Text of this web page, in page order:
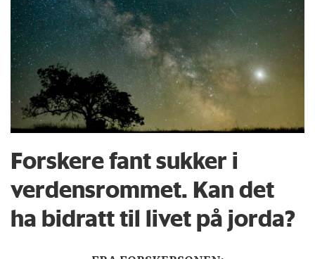
Forskere fant sukker i
verdensrommet. Kan det
ha bidratt til livet på jorda?